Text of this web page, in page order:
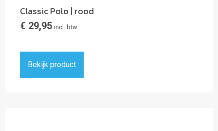
Classic Polo | rood
€ 29,95 incl. btw.
Bekijk product